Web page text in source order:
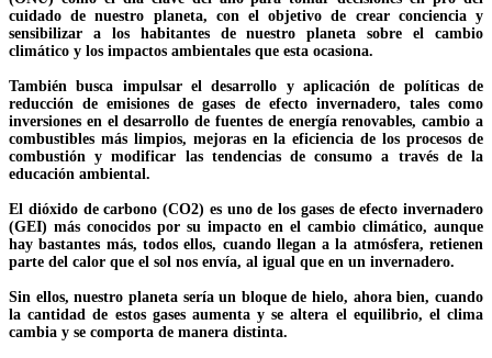
cuidado de nuestro planeta, con el objetivo de crear conciencia y
sensibilizar a los habitantes de nuestro planeta sobre el cambio
climático y los impactos ambientales que esta ocasiona.
También busca impulsar el desarrollo y aplicación de políticas de
reducción de emisiones de gases de efecto invernadero, tales como
inversiones en el desarrollo de fuentes de energía renovables, cambio a
combustibles más limpios, mejoras en la eficiencia de los procesos de
combustión y modificar las tendencias de consumo a través de la
educación ambiental.
El dióxido de carbono (CO2) es uno de los gases de efecto invernadero
(GEI) más conocidos por su impacto en el cambio climático, aunque
hay bastantes más, todos ellos, cuando llegan a la atmósfera, retienen
parte del calor que el sol nos envía, al igual que en un invernadero.
Sin ellos, nuestro planeta sería un bloque de hielo, ahora bien, cuando
la cantidad de estos gases aumenta y se altera el equilibrio, el clima
cambia y se comporta de manera distinta.